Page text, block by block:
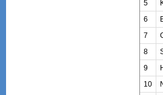
5
6
7
8
9
10